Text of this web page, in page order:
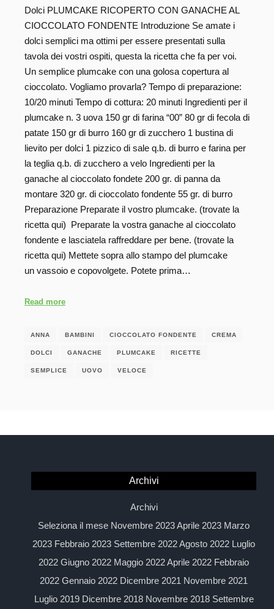
Dolci PLUMCAKE RICOPERTO CON GANACHE AL
CIOCCOLATO FONDENTE Introduzione Se amate i
dolci semplici ma ottimi per essere presentati sulla
tavola dei vostri ospiti, questa la ricetta che fa per voi.
Un semplice plumcake con una golosa copertura al
cioccolato. Vogliamo provarla? Tempo di preparazione:
10/20 minuti Tempo di cottura: 20 minuti Ingredienti per il
plumcake n. 3 uova 150 gr di farina “00” 80 gr di fecola di
patate 150 gr di burro 160 gr di zucchero 1 bustina di
lievito per dolci 1 pizzico di sale q.b. di burro e farina per
la teglia q.b. di zucchero a velo Ingredienti per la
ganache al cioccolato fondete 200 gr. di panna da
montare 320 gr. di cioccolato fondente 55 gr. di burro
Preparazione Preparate il vostro plumcake. (trovate la
ricetta qui) Preparate la vostra ganache al cioccolato
fondente e lasciatela raffreddare per bene. (trovate la
ricetta qui) Mettete sopra allo stampo del plumcake
un vassoio e copovolgete. Potete prima…
Read more
ANNA BAMBINI CIOCCOLATO FONDENTE CREMA
DOLCI GANACHE PLUMCAKE RICETTE
SEMPLICE UOVO VELOCE
Archivi
Archivi
Seleziona il mese Novembre 2023 Aprile 2023 Marzo
2023 Febbraio 2023 Settembre 2022 Agosto 2022 Luglio
2022 Giugno 2022 Maggio 2022 Aprile 2022 Febbraio
2022 Gennaio 2022 Dicembre 2021 Novembre 2021
Luglio 2019 Dicembre 2018 Novembre 2018 Settembre